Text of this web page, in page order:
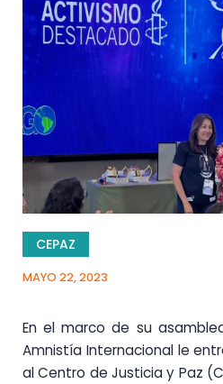
CEPAZ
MAYO 22, 2023
En el marco de su
Amnistía Internacional le
al Centro de Justicia y Paz